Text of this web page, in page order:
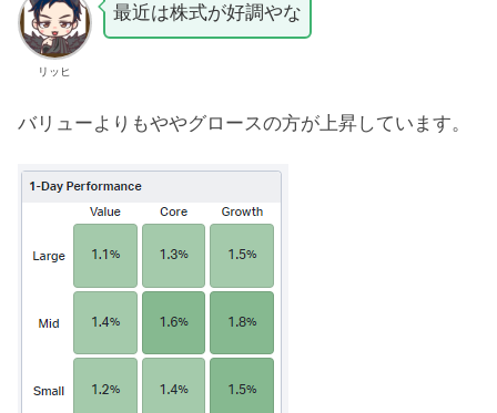
リッヒ
最近は株式が好調やな
バリューよりもややグロースの方が上昇しています。